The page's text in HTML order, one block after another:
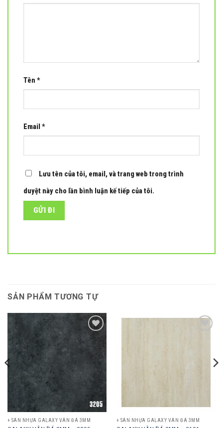
Tên *
Email *
Lưu tên của tôi, email, và trang web trong trình
duyệt này cho lần bình luận kế tiếp của tôi.
SẢN PHẨM TƯƠNG TỰ
Add to
wishlist
+ SÀN NHỰA GALAXY VÂN ĐÁ 3MM + SÀN NHỰA GALAXY VÂN ĐÁ 3MM